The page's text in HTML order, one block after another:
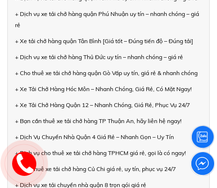
+ Dịch vụ xe tải chở hàng quận Phú Nhuận uy tín – nhanh chóng – giá
rẻ
+ Xe tải chở hàng quận Tân Bình [Giá tốt – Đúng tiến độ – Đúng tải]
+ Dịch vụ xe tải chở hàng Thủ Đức uy tín – nhanh chóng – giá rẻ
+ Cho thuê xe tải chở hàng quận Gò Vấp uy tín, giá rẻ & nhanh chóng
+ Xe Tải Chở Hàng Hóc Môn – Nhanh Chóng, Giá Rẻ, Có Mặt Ngay!
+ Xe Tải Chở Hàng Quận 12 – Nhanh Chóng, Giá Rẻ, Phục Vụ 24/7
+ Bạn cần thuê xe tải chở hàng TP Thuận An, hãy liên hệ ngay!
+ Dịch Vụ Chuyển Nhà Quận 4 Giá Rẻ – Nhanh Gọn – Uy Tín
+ Dịch vụ cho thuê xe tải chở hàng TPHCM giá rẻ, gọi là có ngay!
+ Cho thuê xe tải chở hàng Củ Chi giá rẻ, uy tín, phục vụ 24/7
+ Dịch vụ xe tải chuyển nhà quận 8 trọn gói giá rẻ